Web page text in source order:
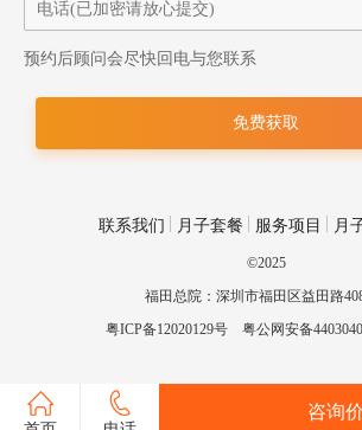
预约后顾问会尽快回电与您联系
联系我们 月子套餐 服务项目 月
©2025
福田总院：深圳市福田区益田路
粤ICP备12020129号 粤公网安备
咨询